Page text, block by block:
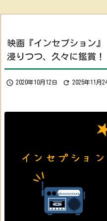
映画『インセプション
浸りつつ、久々に鑑賞！
 2020年10月12日  2025年11月